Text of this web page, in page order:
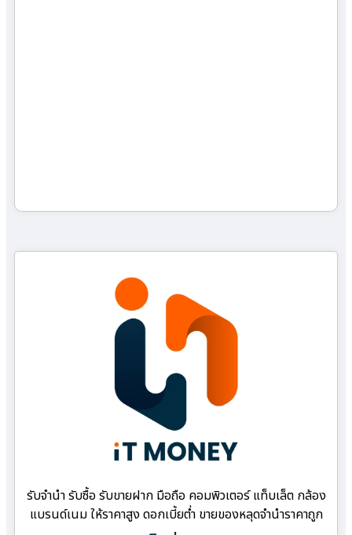
รับจำนำ รับซื้อ รับขายฝาก มือถือ คอมพิวเตอร์ แท็บเล็ต กล้อง
แบรนด์เนม ให้ราคาสูง ดอกเบี้ยต่ำ ขายของหลุดจำนำราคาถูก